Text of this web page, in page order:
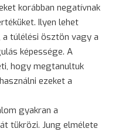
korábban negatívnak
Ilyen lehet
a túlélési ösztön vagy a
képessége. A
hogy megtanultuk
ezeket a
gyakran a
tükrözi. Jung elmélete